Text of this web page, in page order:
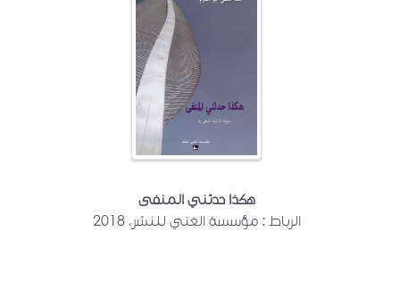
هكذا حدثني المنفى
الرباط : مؤسسة الغني للنشر، 2018